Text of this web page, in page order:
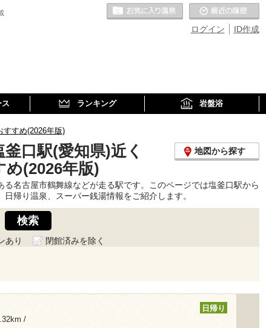
ID作成
ログイン
お気に入りの温泉
ランキング 岩盤浴
すすめ(2026年版)
口駅(愛知県)近く
(2026年版)
地図から探す
名古屋市鶴舞線などが走る駅です。このページでは塩釜口駅から
帰り温泉、スーパー銭湯情報をご紹介します。
あり
閉館済みを除く
/
日帰り